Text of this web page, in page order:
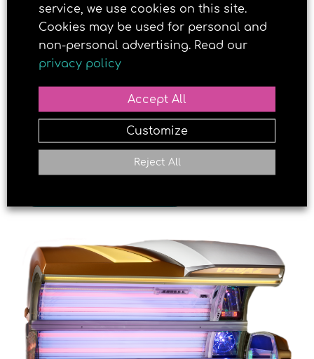
service, we use cookies on this site.
Cookies may be used for personal and
non-personal advertising. Read our
privacy policy
Accept All
Reject All
Customize